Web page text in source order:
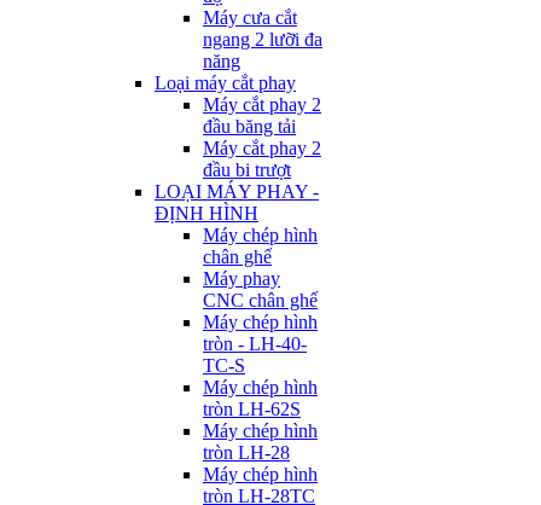
Máy cưa cắt
ngang 2 lưỡi đa
năng
Loại máy cắt phay
Máy cắt phay 2
đầu băng tải
Máy cắt phay 2
đầu bi trượt
LOẠI MÁY PHAY -
ĐỊNH HÌNH
Máy chép hình
chân ghế
Máy phay
CNC chân ghế
Máy chép hình
tròn - LH-40-
TC-S
Máy chép hình
tròn LH-62S
Máy chép hình
tròn LH-28
Máy chép hình
tròn LH-28TC